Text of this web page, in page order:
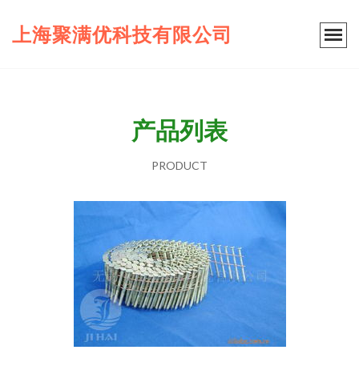
上海聚满优科技有限公司
产品列表
PRODUCT